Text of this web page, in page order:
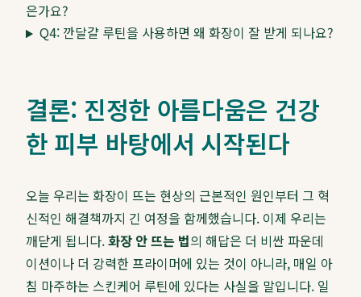
은가요?
Q4: 깐달걀 루틴을 사용하면 왜 화장이 잘 받게 되나요?
결론: 진정한 아름다움은 건강
한 피부 바탕에서 시작된다
오늘 우리는 화장이 뜨는 현상의 근본적인 원인부터 그 혁
신적인 해결책까지 긴 여정을 함께했습니다. 이제 우리는
깨닫게 됩니다.화장 안 뜨는 법의 해답은 더 비싼 파운데
이션이나 더 강력한 프라이머에 있는 것이 아니라, 매일 아
침 마주하는 스킨케어 루틴에 있다는 사실을 말입니다. 일